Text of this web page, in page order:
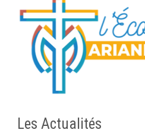
Les Actualités